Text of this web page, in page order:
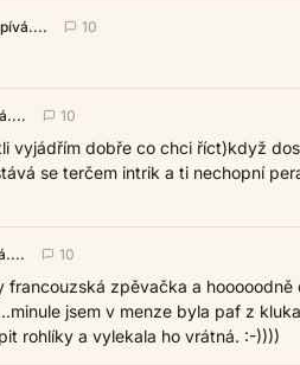
10
10
vyjádřím dobře co chci říct)když
se terčem intrik a ti nechopní
10
francouzská zpěvačka a hooooodně
jsem v menze byla paf z
rohlíky a vylekala ho vrátná. :-))))